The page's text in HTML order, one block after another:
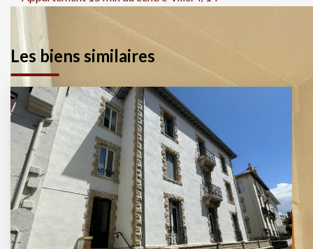
Les biens similaires